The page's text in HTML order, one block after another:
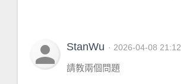
person StanWu · 2026-04-08 21:12
請教兩個問題